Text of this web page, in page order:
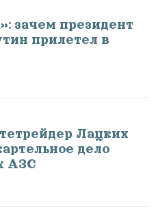
зачем президент
прилетел в
Лацких
дело
АЗС